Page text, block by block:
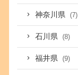
神奈川県 (7)
石川県 (8)
福井県 (9)